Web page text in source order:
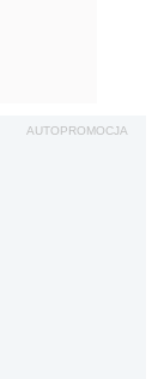
AUTOPROMOCJA